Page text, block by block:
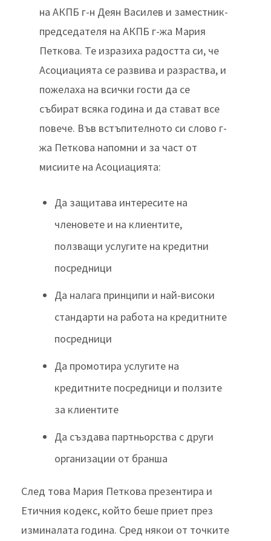
на АКПБ г-н Деян Василев и заместник-
председателя на АКПБ г-жа Мария
Петкова. Те изразиха радостта си, че
Асоциацията се развива и разраства, и
пожелаха на всички гости да се
събират всяка година и да стават все
повече. Във встъпителното си слово г-
жа Петкова напомни и за част от
мисиите на Асоциацията:
Да защитава интересите на
членовете и на клиентите,
ползващи услугите на кредитни
посредници
Да налага принципи и най-високи
стандарти на работа на кредитните
посредници
Да промотира услугите на
кредитните посредници и ползите
за клиентите
Да създава партньорства с други
организации от бранша
След това Мария Петкова презентира и
Етичния кодекс, който беше приет през
изминалата година. Сред някои от точките